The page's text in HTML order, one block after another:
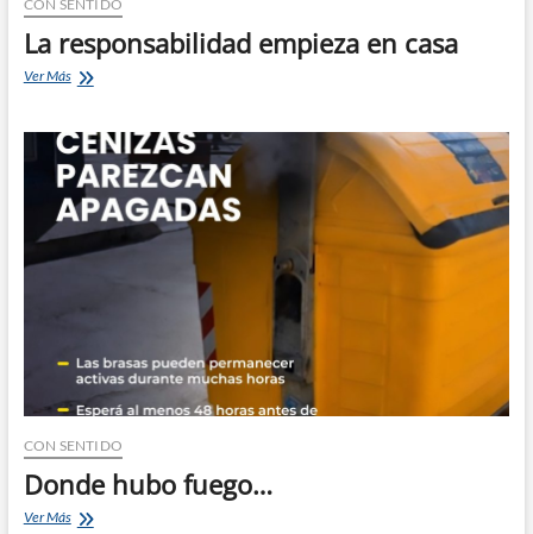
CON SENTIDO
La responsabilidad empieza en casa
Ver MásLa
en
casa
CON SENTIDO
Donde hubo fuego…
Ver MásDonde